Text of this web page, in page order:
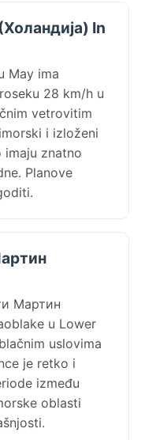
In
May ima
28 km/h u
vetrovitim
i izloženi
znatno
Planove
Мартин
u Lower
uslovima
je retko i
između
oblasti